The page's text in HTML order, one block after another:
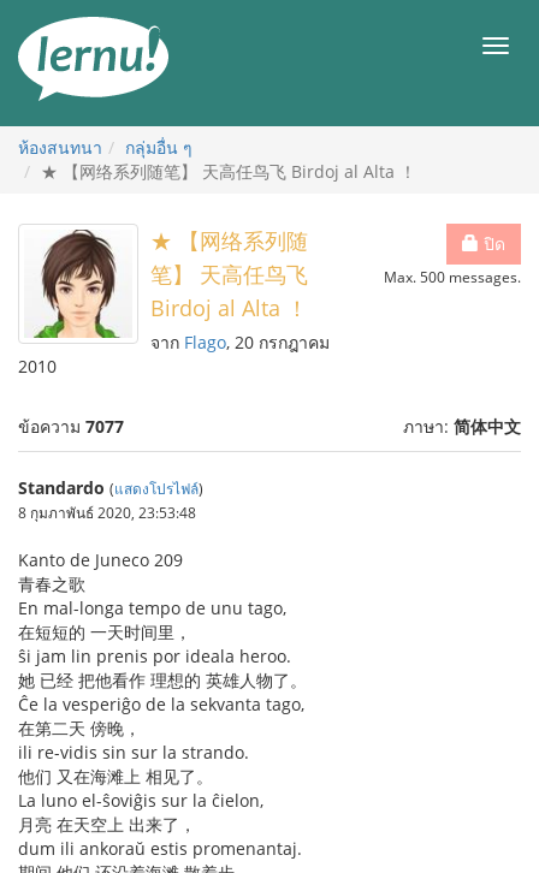
สารบัญ
เมนู
ห้องสนทนา
กลุ่มอื่น ๆ
★ 【网络系列随笔】 天高任鸟飞 Birdoj al Alta ！
ปิด
Max. 500 messages.
★ 【网络系列随
笔】 天高任鸟飞
Birdoj al Alta ！
จาก Flago, 20 กรกฎาคม
2010
ข้อความ 7077 ภาษา: 简体中文
Standardo (แสดงโปรไฟล์)
8 กุมภาพันธ์ 2020, 23:53:48
Kanto de Juneco 209
青春之歌
En mal-longa tempo de unu tago,
在短短的 一天时间里，
ŝi jam lin prenis por ideala heroo.
她 已经 把他看作 理想的 英雄人物了。
Ĉe la vesperiĝo de la sekvanta tago,
在第二天 傍晚，
ili re-vidis sin sur la strando.
他们 又在海滩上 相见了。
La luno el-ŝoviĝis sur la ĉielon,
月亮 在天空上 出来了，
dum ili ankoraŭ estis promenantaj.